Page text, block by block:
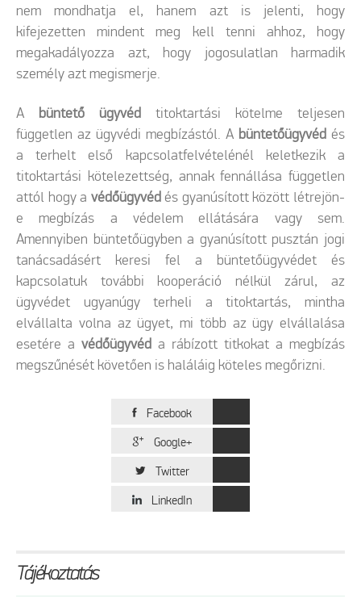
nem mondhatja el, hanem azt is jelenti, hogy
kifejezetten mindent meg kell tenni ahhoz, hogy
megakadályozza azt, hogy jogosulatlan harmadik
személy azt megismerje.
A büntető ügyvéd titoktartási kötelme teljesen
független az ügyvédi megbízástól. A büntetőügyvéd és
a terhelt első kapcsolatfelvételénél keletkezik a
titoktartási kötelezettség, annak fennállása független
attól hogy a védőügyvédés gyanúsított között létrejön-
e megbízás a védelem ellátására vagy sem.
Amennyiben büntetőügyben a gyanúsított pusztán jogi
tanácsadásért keresi fel a büntetőügyvédet és
kapcsolatuk további kooperáció nélkül zárul, az
ügyvédet ugyanúgy terheli a titoktartás, mintha
elvállalta volna az ügyet, mi több az ügy elvállalása
esetére a védőügyvéd a rábízott titkokat a megbízás
megszűnését követően is haláláig köteles megőrizni.
Facebook
Google+
Twitter
LinkedIn
Tájékoztatás